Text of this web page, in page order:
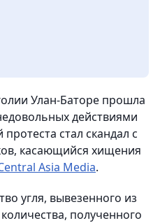
Улан-Баторе прошла
действиями
стал скандал с
касающийся хищения
Asia Media.
угля, вывезенного из
полученного